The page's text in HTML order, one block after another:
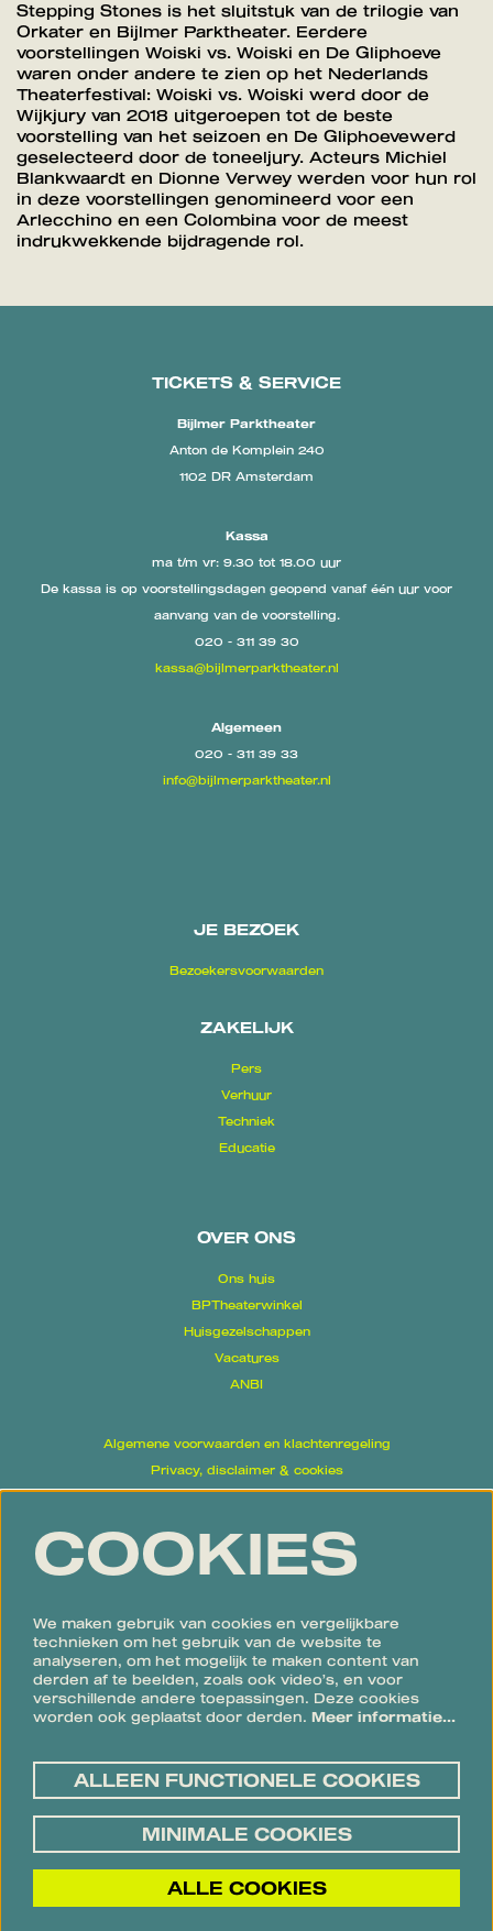
Stepping Stones is het sluitstuk van de trilogie van
Orkater en Bijlmer Parktheater. Eerdere
voorstellingen Woiski vs. Woiski en De Gliphoeve
waren onder andere te zien op het Nederlands
Theaterfestival: Woiski vs. Woiski werd door de
Wijkjury van 2018 uitgeroepen tot de beste
voorstelling van het seizoen en De Gliphoevewerd
geselecteerd door de toneeljury. Acteurs Michiel
Blankwaardt en Dionne Verwey werden voor hun rol
in deze voorstellingen genomineerd voor een
Arlecchino en een Colombina voor de meest
indrukwekkende bijdragende rol.
TICKETS & SERVICE
Bijlmer Parktheater
Anton de Komplein 240
1102 DR Amsterdam
Kassa
ma t/m vr: 9.30 tot 18.00 uur
De kassa is op voorstellingsdagen geopend vanaf één uur voor
aanvang van de voorstelling.
020 - 311 39 30
kassa@bijlmerparktheater.nl
Algemeen
020 - 311 39 33
info@bijlmerparktheater.nl
JE BEZOEK
Bezoekersvoorwaarden
ZAKELIJK
Pers
Verhuur
Techniek
Educatie
OVER ONS
Ons huis
BPTheaterwinkel
Huisgezelschappen
Vacatures
ANBI
Algemene voorwaarden en klachtenregeling
Privacy, disclaimer & cookies
Proclaimer
Meld je aan voor de nieuwsbrief
AANMELDEN
Processing Addendumvan Google.
COOKIES
We maken gebruik van cookies en vergelijkbare
technieken om het gebruik van de website te
analyseren, om het mogelijk te maken content van
derden af te beelden, zoals ook video’s, en voor
verschillende andere toepassingen. Deze cookies
worden ook geplaatst door derden. Meer informatie…
ALLEEN FUNCTIONELE COOKIES
MINIMALE COOKIES
ALLE COOKIES